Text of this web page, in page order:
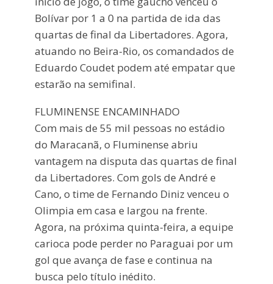
Bolívar por 1 a 0 na partida de ida das
quartas de final da Libertadores. Agora,
atuando no Beira-Rio, os comandados de
Eduardo Coudet podem até empatar que
estarão na semifinal.
FLUMINENSE ENCAMINHADO
Com mais de 55 mil pessoas no estádio
do Maracanã, o Fluminense abriu
vantagem na disputa das quartas de final
da Libertadores. Com gols de André e
Cano, o time de Fernando Diniz venceu o
Olimpia em casa e largou na frente.
Agora, na próxima quinta-feira, a equipe
carioca pode perder no Paraguai por um
gol que avança de fase e continua na
busca pelo título inédito.